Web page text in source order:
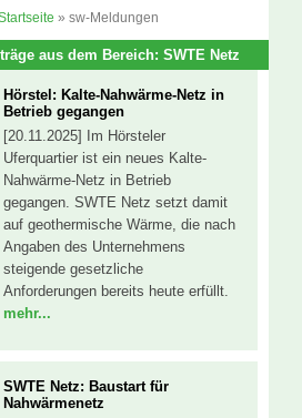
» sw-Meldungen
aus dem Bereich: SWTE Netz
Hörstel: Kalte-Nahwärme-Netz in
Betrieb gegangen
[20.11.2025] Im Hörsteler
Uferquartier ist ein neues Kalte-
Nahwärme-Netz in Betrieb
gegangen. SWTE Netz setzt damit
auf geothermische Wärme, die nach
Angaben des Unternehmens
steigende gesetzliche
Anforderungen bereits heute erfüllt.
mehr...
SWTE Netz: Baustart für
Nahwärmenetz